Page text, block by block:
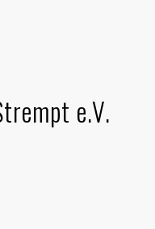
e.V.